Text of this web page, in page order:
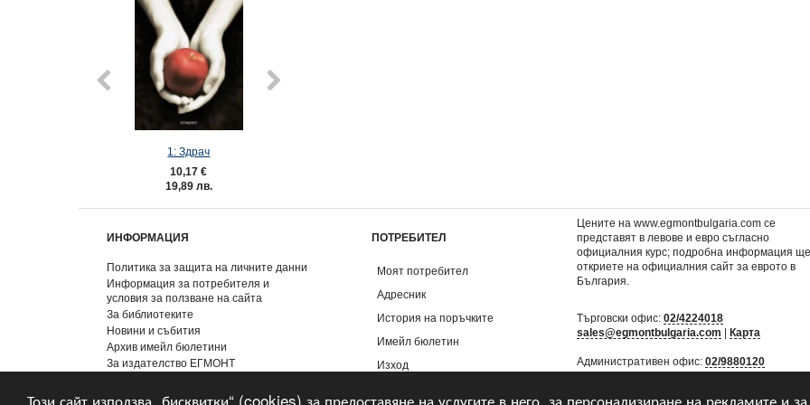
Този сайт използва „бисквитки“ (cookies) за предоставяне на услугите в него, за персонализиране на рекламите и
1: Здрач
10,17 €
19,89 лв.
ИНФОРМАЦИЯ
Политика за защита на личните данни
Информация за потребителя и
условия за ползване на сайта
За библиотеките
Новини и събития
Архив имейл бюлетини
За издателство ЕГМОНТ
ПОТРЕБИТЕЛ
Моят потребител
Адресник
История на поръчките
Имейл бюлетин
Изход
Цените на www.egmontbulgaria.com се
представят в левове и евро съгласно
официалния курс; подробна информация ще
откриете наофициалния сайт за еврото в
България
Търговски офис:02/4224018
sales@egmontbulgaria.com |Карта
Административен офис:02/9880120
mail@egmontbulgaria.com|Карта